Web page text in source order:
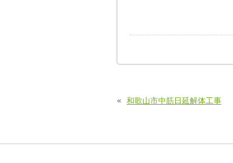
« 和歌山市中筋日延解体工事